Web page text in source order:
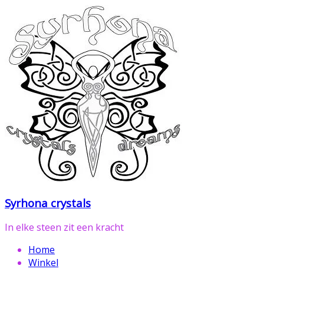
naar
inhoud
Syrhona crystals
In elke steen zit een kracht
Home
Winkel